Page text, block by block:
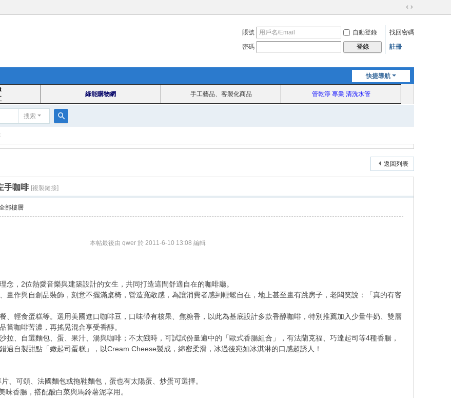
切
到
賬號 自動登錄
找回密碼
密碼
登錄 註冊
快捷導航
綠能購物網 手工藝品、客製化商品 管乾淨 專業 清洗水管
搜索
索
返回列表
手咖啡 [複製鏈接]
部樓層
本帖最後由 qwer 於 2011-6-10 13:08 編輯
，2位熱愛音樂與建築設計的女生，共同打造這間舒適自在的咖啡廳。
作與自創品裝飾，刻意不擺滿桌椅，營造寬敞感，為讓消費者感到輕鬆自在，地上甚至畫有跳房子，老闆笑說：「真的有客
輕食蛋糕等。選用美國進口咖啡豆，口味帶有核果、焦糖香，以此為基底設計多款香醇咖啡，特別推薦加入少量牛奶、雙層
嘗咖啡苦濃，再搖晃混合享受香醇。
、自選麵包、蛋、果汁、湯與咖啡；不太餓時，可試試份量適中的「歐式香腸組合」，有法蘭克福、巧達起司等4種香腸，
過自製甜點「嫩起司蛋糕」，以Cream Cheese製成，綿密柔滑，冰過後宛如冰淇淋的口感超誘人！
可頌、法國麵包或拖鞋麵包，蛋也有太陽蛋、炒蛋可選擇。
香腸，搭配酸白菜與馬鈴薯泥享用。